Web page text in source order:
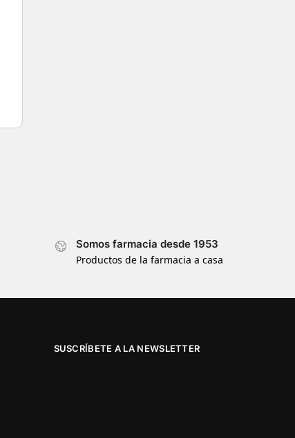
Somos farmacia desde 1953
Productos de la farmacia a casa
SUSCRÍBETE A LA NEWSLETTER